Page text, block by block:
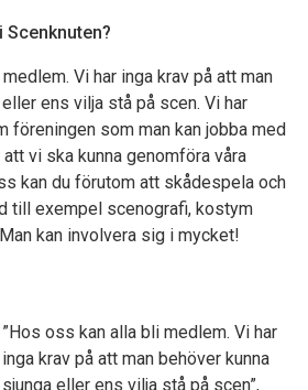
Scenknuten?
Vi har inga krav på att man
ens vilja stå på scen. Vi har
föreningen som man kan jobba med
vi ska kunna genomföra våra
kan du förutom att skådespela och
till exempel scenografi, kostym
kan involvera sig i mycket!
”Hos oss kan alla bli medlem. Vi har
inga krav på att man behöver kunna
sjunga eller ens vilja stå på scen”,